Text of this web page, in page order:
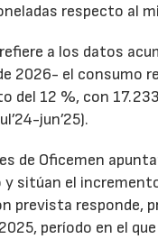
respecto al
a los datos
2026- el consumo
del 12 %, con
jun’25).
de Oficemen
y sitúan el
prevista responde,
período en el